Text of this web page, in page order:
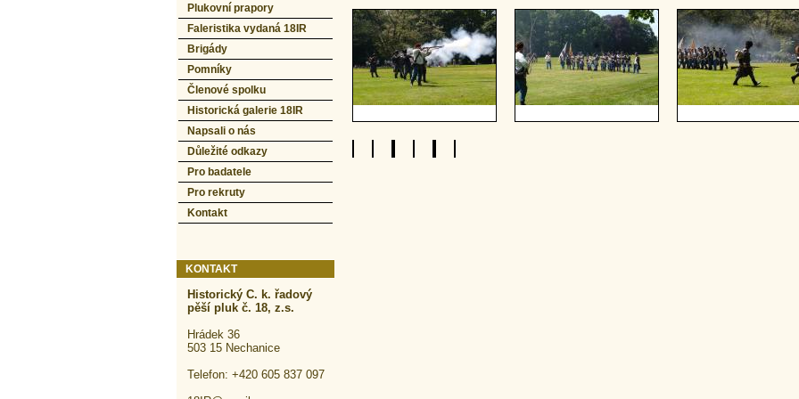
Plukovní prapory
Faleristika vydaná 18IR
Brigády
Pomníky
Členové spolku
Historická galerie 18IR
Napsali o nás
Důležité odkazy
Pro badatele
Pro rekruty
Kontakt
KONTAKT
Historický C. k. řadový
pěší pluk č. 18, z.s.
Hrádek 36
503 15 Nechanice
Telefon: +420 605 837 097